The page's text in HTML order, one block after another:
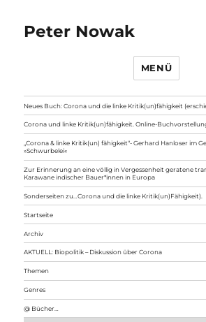
Peter Nowak
MENÜ
Neues Buch: Corona und die linke Kritik(un)fähigkeit
Corona und linke Kritik(un)fähigkeit. Online-Buchvorstellung
„Corona & linke Kritik(un) fähigkeit“- Gerhard Hanloser im
»Schwurbelei«
Zur Erinnerung an eine völlig in Vergessenheit geratene
Karawane indischer Bauer*innen in Europa
Sonderseiten zu…Corona und die linke Kritik(un)Fähigkeit).
Startseite
Archiv
AKTUELL: Biopolitik – Diskussion über Corona
Themen
Genres
@ Bücher…